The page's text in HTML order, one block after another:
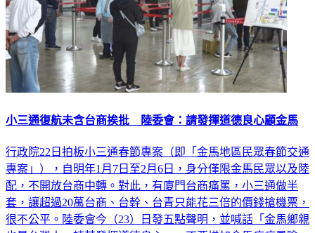
小三通復航未含台商挨批 陸委會：請發揮道德良心顧金馬
行政院22日拍板小三通春節專案（即「金馬地區民眾春節交通
專案」），自明年1月7日至2月6日，身分僅限金馬民眾以及陸
配，不開放台商中轉。對此，有廈門台商痛罵，小三通做半
套，讓超過20萬台商、台幹、台青只能花三倍的價錢搶機票，
很不公平。陸委會今（23）日發五點聲明，並喊話「金馬鄉親